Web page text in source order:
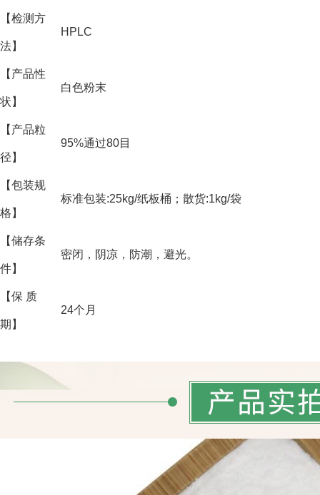
【检测方
法】
HPLC
【产品性
状】
白色粉末
【产品粒
径】
95%通过80目
【包装规
格】
标准包装:25kg/纸板桶；散货:1kg/袋
【储存条
件】
密闭，阴凉，防潮，避光。
【保 质
期】
24个月